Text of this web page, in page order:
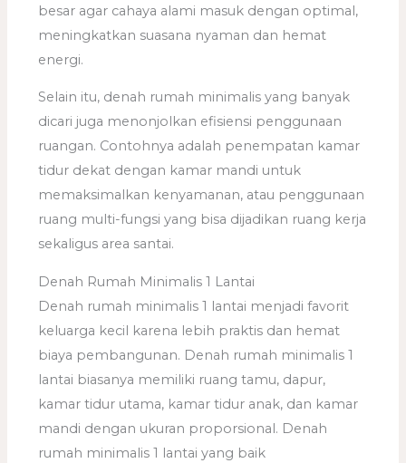
besar agar cahaya alami masuk dengan optimal,
meningkatkan suasana nyaman dan hemat
energi.
Selain itu, denah rumah minimalis yang banyak
dicari juga menonjolkan efisiensi penggunaan
ruangan. Contohnya adalah penempatan kamar
tidur dekat dengan kamar mandi untuk
memaksimalkan kenyamanan, atau penggunaan
ruang multi-fungsi yang bisa dijadikan ruang kerja
sekaligus area santai.
Denah Rumah Minimalis 1 Lantai
Denah rumah minimalis 1 lantai menjadi favorit
keluarga kecil karena lebih praktis dan hemat
biaya pembangunan. Denah rumah minimalis 1
lantai biasanya memiliki ruang tamu, dapur,
kamar tidur utama, kamar tidur anak, dan kamar
mandi dengan ukuran proporsional. Denah
rumah minimalis 1 lantai yang baik